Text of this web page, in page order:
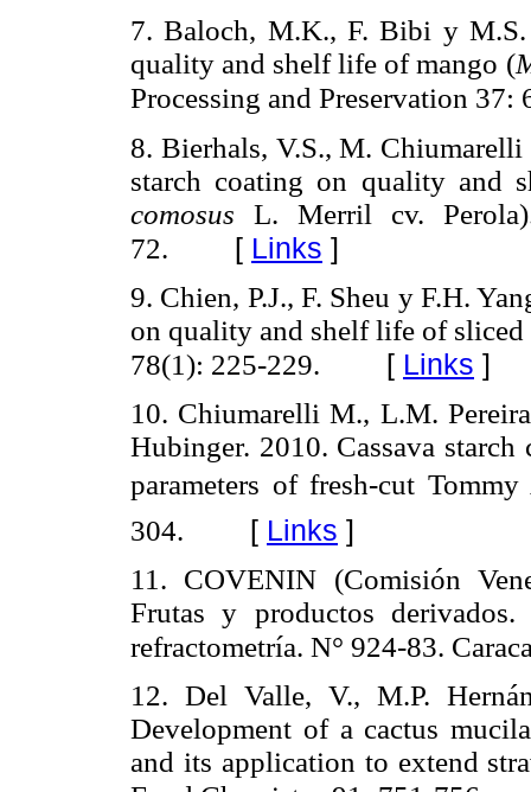
7. Baloch, M.K., F. Bibi y
quality and shelf life of mango (
Processing and Preservation 37:
8. Bierhals, V.S., M.
starch coating on quality and
comosus L. Merril cv.
72. [ Links ]
9. Chien, P.J., F. Sheu y F.H.
on quality and shelf life of
78(1): 225-229. [ Links ]
10. Chiumarelli M., L.M.
Hubinger. 2010. Cassava
parameters of fresh-cut
304. [ Links ]
11. COVENIN (Comisión
Frutas y productos
refractometría. N° 924-83.
12. Del Valle, V., M.P.
Development of a cactus
and its application to extend